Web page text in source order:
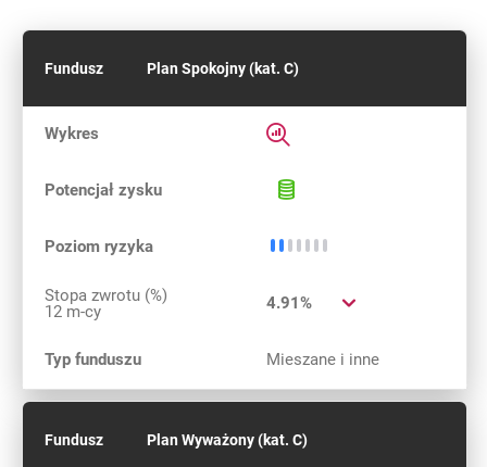
Fundusz Plan Spokojny (kat. C)
Wykres
Potencjał zysku
Poziom ryzyka Niskie ryzyko
Stopa zwrotu (%)
12 m-cy
4.91%
Typ funduszu Mieszane i inne
Fundusz Plan Wyważony (kat. C)